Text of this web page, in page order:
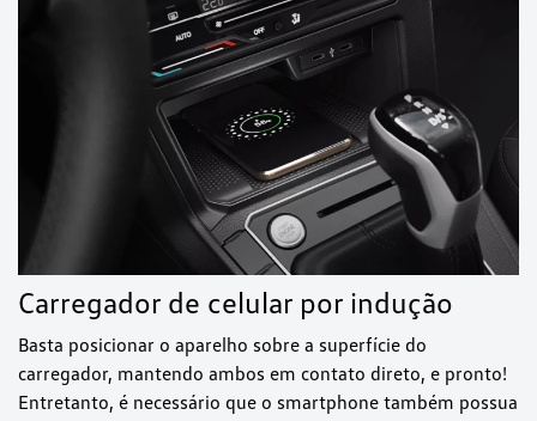
Carregador de celular por indução
Basta posicionar o aparelho sobre a superfície do
carregador, mantendo ambos em contato direto, e pronto!
Entretanto, é necessário que o smartphone também possua